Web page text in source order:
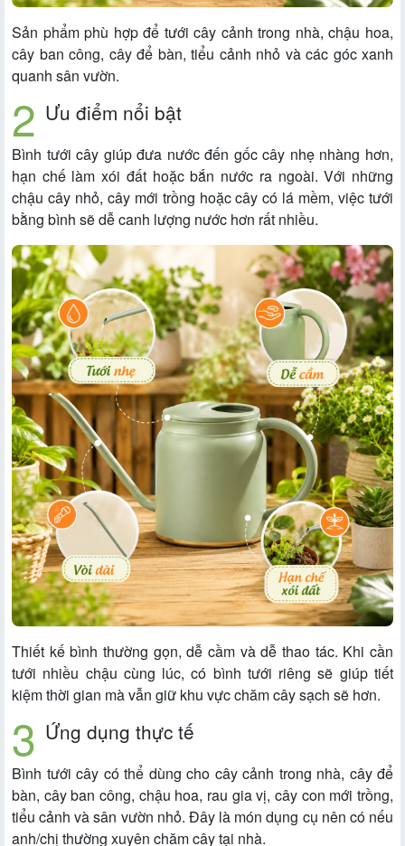
Sản phẩm phù hợp để tưới cây cảnh trong nhà, chậu hoa,
cây ban công, cây để bàn, tiểu cảnh nhỏ và các góc xanh
quanh sân vườn.
Ưu điểm nổi bật
Bình tưới cây giúp đưa nước đến gốc cây nhẹ nhàng hơn,
hạn chế làm xói đất hoặc bắn nước ra ngoài. Với những
chậu cây nhỏ, cây mới trồng hoặc cây có lá mềm, việc tưới
bằng bình sẽ dễ canh lượng nước hơn rất nhiều.
Thiết kế bình thường gọn, dễ cầm và dễ thao tác. Khi cần
tưới nhiều chậu cùng lúc, có bình tưới riêng sẽ giúp tiết
kiệm thời gian mà vẫn giữ khu vực chăm cây sạch sẽ hơn.
Ứng dụng thực tế
Bình tưới cây có thể dùng cho cây cảnh trong nhà, cây để
bàn, cây ban công, chậu hoa, rau gia vị, cây con mới trồng,
tiểu cảnh và sân vườn nhỏ. Đây là món dụng cụ nên có nếu
anh/chị thường xuyên chăm cây tại nhà.